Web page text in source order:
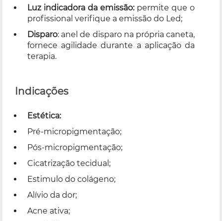
Luz indicadora da emissão:permite que o
profissional verifique a emissão do Led;
Disparo: anel de disparo na própria caneta,
fornece agilidade durante a aplicação da
terapia.
Indicações
Estética:
Pré-micropigmentação;
Pós-micropigmentação;
Cicatrização tecidual;
Estimulo do colágeno;
Alívio da dor;
Acne ativa;